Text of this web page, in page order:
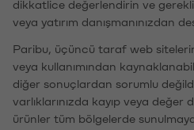
dikkatlice değerlendirin ve
veya yatırım danışmanınızdan
Paribu, üçüncü taraf web
veya kullanımından
diğer sonuçlardan sorumlu
varlıklarınızda kayıp veya değer
ürünler tüm bölgelerde